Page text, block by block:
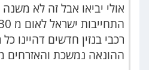
אולי יביאו אבל זה לא
רכבי בנזין חדשים דהיינו
ההונאה נמשכת והאזרחים